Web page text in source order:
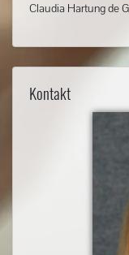
Claudia Hartung de
Kontakt